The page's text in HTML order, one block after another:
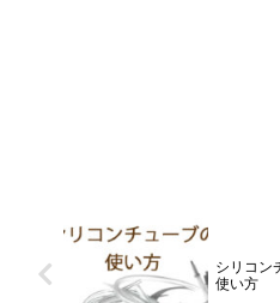
シリコン
使い方